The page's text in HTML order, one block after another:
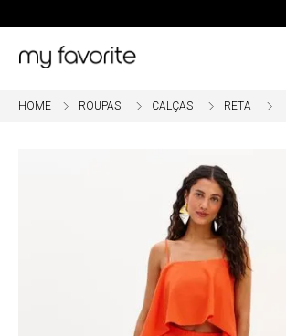
ROUPAS CALÇAS RETA